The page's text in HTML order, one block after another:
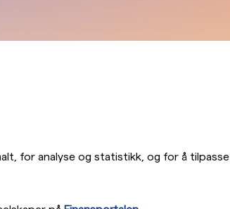
for analyse og statistikk, og for å tilpasse